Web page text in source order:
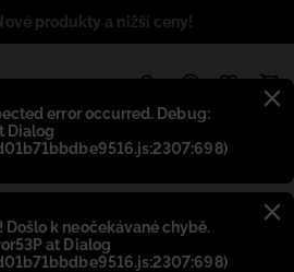
error occurred. Debug:
Dialog
k neočekávané chybě.
at Dialog
produkty a nižší ceny!